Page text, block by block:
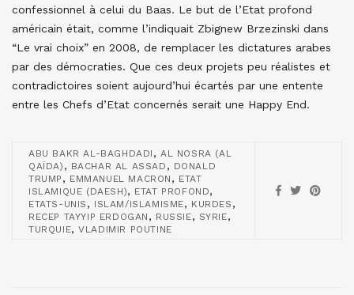
confessionnel à celui du Baas. Le but de l’Etat profond
américain était, comme l’indiquait Zbignew Brzezinski dans
“Le vrai choix” en 2008, de remplacer les dictatures arabes
par des démocraties. Que ces deux projets peu réalistes et
contradictoires soient aujourd’hui écartés par une entente
entre les Chefs d’Etat concernés serait une Happy End.
ABU BAKR AL-BAGHDADI , AL NOSRA (AL
QAÏDA) , BACHAR AL ASSAD , DONALD
TRUMP , EMMANUEL MACRON , ETAT
ISLAMIQUE (DAESH), ETAT PROFOND,
ETATS-UNIS , ISLAM/ISLAMISME, KURDES ,
RECEP TAYYIP ERDOGAN , RUSSIE, SYRIE,
TURQUIE,VLADIMIR POUTINE